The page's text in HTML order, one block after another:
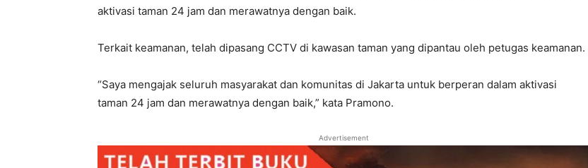
aktivasi taman 24 jam dan merawatnya dengan baik.
Terkait keamanan, telah dipasang CCTV di kawasan taman yang dipantau oleh petugas keamanan.
“Saya mengajak seluruh masyarakat dan komunitas di Jakarta untuk berperan dalam aktivasi
taman 24 jam dan merawatnya dengan baik,” kata Pramono.
Advertisement